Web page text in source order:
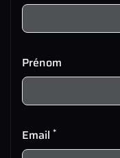
Prénom
Email *